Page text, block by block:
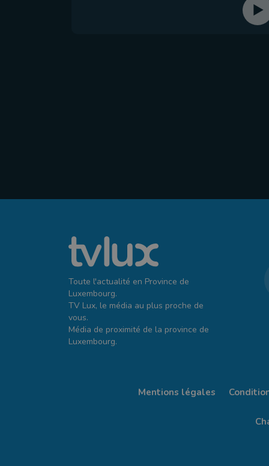
Toute l'actualité en Province de
Luxembourg.
TV Lux, le média au plus proche de
vous.
Média de proximité de la province de
Luxembourg.
Mentions légales